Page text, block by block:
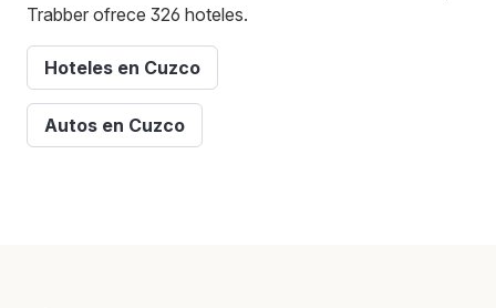
Trabber ofrece 326 hoteles.
Hoteles en Cuzco
Autos en Cuzco